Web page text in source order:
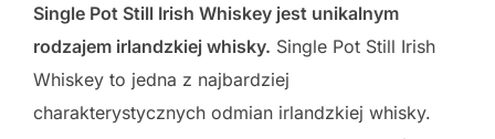
Single Pot Still Irish Whiskey jest unikalnym
rodzajem irlandzkiej whisky. Single Pot Still Irish
Whiskey to jedna z najbardziej
charakterystycznych odmian irlandzkiej whisky.